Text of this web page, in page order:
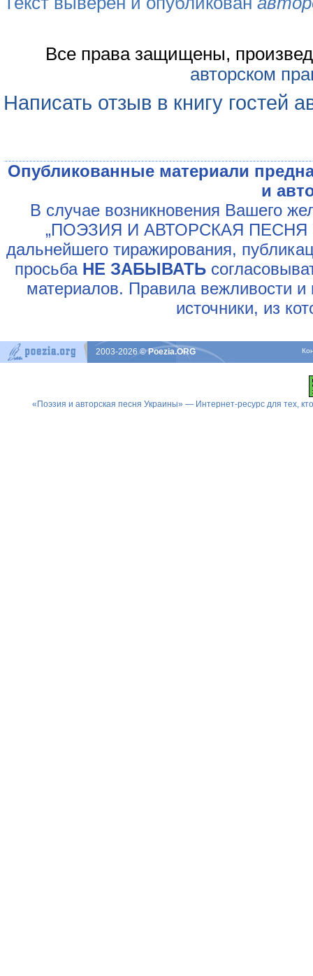
Все права защищены,
авторском
Написать отзыв в книгу гостей
Опубликованные материали
и
В случае возникновения Вашего
„ПОЭЗИЯ И АВТОРСКАЯ ПЕСНЯ
дальнейшего тиражирования,
просьба НЕ ЗАБЫВАТЬ
материалов. Правила вежливости и
источники, из
2003-2026© Poezia.ORG
«Поэзия и авторская песня Украины» — Интернет-ресурс для тех,